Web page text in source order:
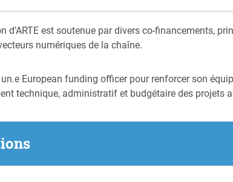
d’ARTE est soutenue par divers co-financements,
numériques de la chaîne.
un.e European funding officer pour renforcer son
technique, administratif et budgétaire des projets